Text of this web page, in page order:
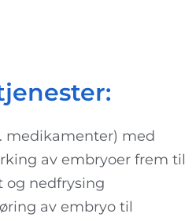
medikamenter) med
av embryoer frem til
og nedfrysing
av embryo til